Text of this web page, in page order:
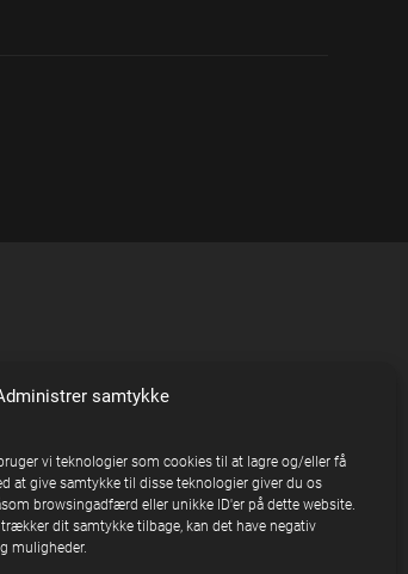
samtykke
vi teknologier som cookies til at lagre og/eller få
at give samtykke til disse teknologier giver du os
browsingadfærd eller unikke ID'er på dette website.
dit samtykke tilbage, kan det have negativ
muligheder.